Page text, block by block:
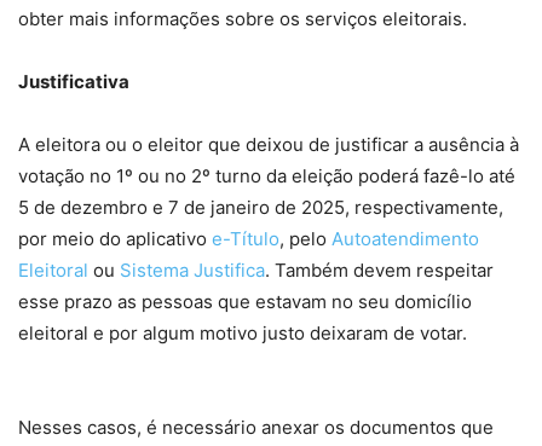
obter mais informações sobre os serviços eleitorais.
Justificativa
A eleitora ou o eleitor que deixou de justificar a ausência à
votação no 1º ou no 2º turno da eleição poderá fazê-lo até
5 de dezembro e 7 de janeiro de 2025, respectivamente,
por meio do aplicativo e-Título, pelo Autoatendimento
Eleitoral ou Sistema Justifica. Também devem respeitar
esse prazo as pessoas que estavam no seu domicílio
eleitoral e por algum motivo justo deixaram de votar.
Nesses casos, é necessário anexar os documentos que